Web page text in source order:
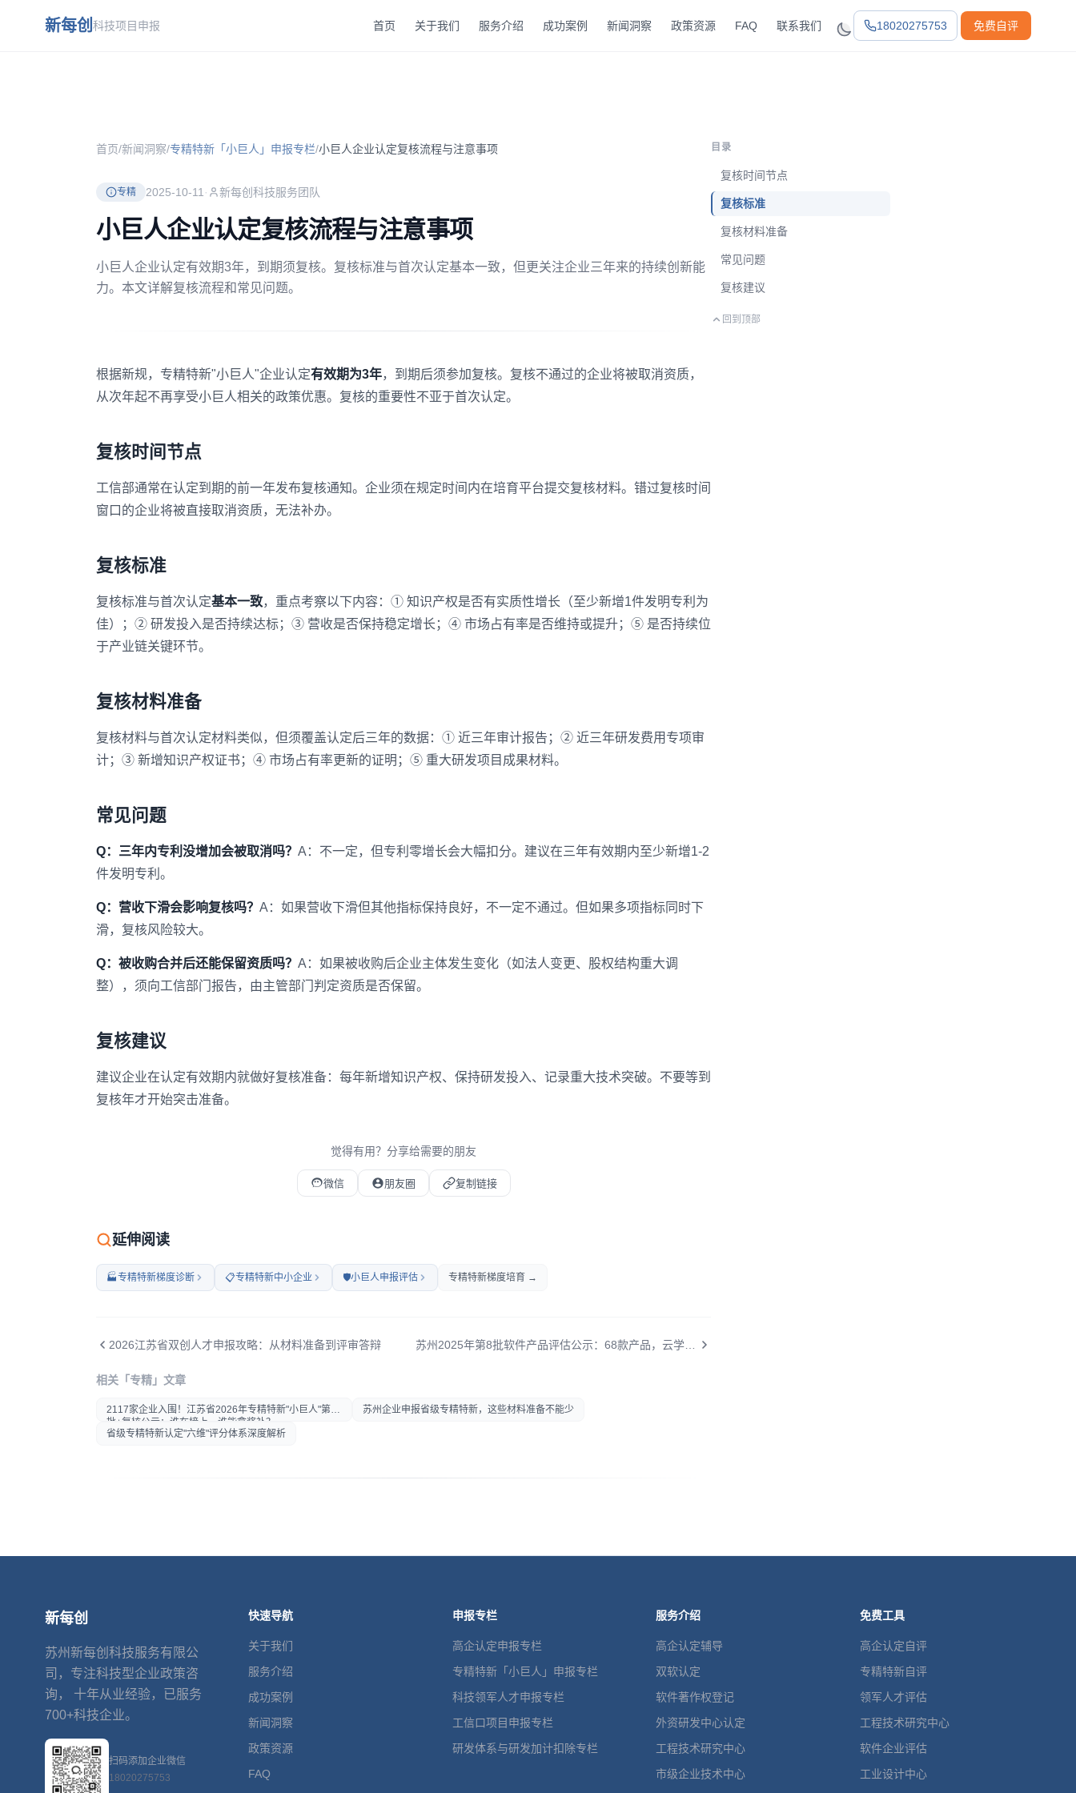
新每创 科技项目申报 首页 关于我们 服务介绍 成功案例 新闻洞察 政策资源 FAQ 联系我们 18020275753 免费自评
首页/新闻洞察/专精特新「小巨人」申报专栏/小巨人企业认定复核流程与注意事项
专精 2025-10-11 · 新每创科技服务团队
小巨人企业认定复核流程与注意事项
小巨人企业认定有效期3年，到期须复核。复核标准与首次认定基本一致，但更关注企业三年来的持续创新能
力。本文详解复核流程和常见问题。
根据新规，专精特新"小巨人"企业认定有效期为3年，到期后须参加复核。复核不通过的企业将被取消资质，
从次年起不再享受小巨人相关的政策优惠。复核的重要性不亚于首次认定。
复核时间节点
工信部通常在认定到期的前一年发布复核通知。企业须在规定时间内在培育平台提交复核材料。错过复核时间
窗口的企业将被直接取消资质，无法补办。
复核标准
复核标准与首次认定基本一致，重点考察以下内容：① 知识产权是否有实质性增长（至少新增1件发明专利为
佳）；② 研发投入是否持续达标；③ 营收是否保持稳定增长；④ 市场占有率是否维持或提升；⑤ 是否持续位
于产业链关键环节。
复核材料准备
复核材料与首次认定材料类似，但须覆盖认定后三年的数据：① 近三年审计报告；② 近三年研发费用专项审
计；③ 新增知识产权证书；④ 市场占有率更新的证明；⑤ 重大研发项目成果材料。
常见问题
Q：三年内专利没增加会被取消吗？ A：不一定，但专利零增长会大幅扣分。建议在三年有效期内至少新增1-2
件发明专利。
Q：营收下滑会影响复核吗？ A：如果营收下滑但其他指标保持良好，不一定不通过。但如果多项指标同时下
滑，复核风险较大。
Q：被收购合并后还能保留资质吗？ A：如果被收购后企业主体发生变化（如法人变更、股权结构重大调
整），须向工信部门报告，由主管部门判定资质是否保留。
复核建议
建议企业在认定有效期内就做好复核准备：每年新增知识产权、保持研发投入、记录重大技术突破。不要等到
复核年才开始突击准备。
觉得有用？分享给需要的朋友
微信 朋友圈 复制链接
微信扫码打开本文
在微信内打开后分享给好友或
延伸阅读
🏭专精特新梯度诊断 📋专精特新中小企业 🛡️小巨人申报评估 专精特新梯度培育 →
2026江苏省双创人才申报攻略：从材料准备到评审答辩
相关「专精」文章
2117家企业入围！江苏省2026年专精特新"小巨人"第八
批+复核公示：谁在榜上，谁能拿奖补？
苏州企业申报省级专精特新，这些材料准备不能少
省级专精特新认定"六维"评分体系深度解析
目录
复核时间节点
复核标准
复核材料准备
常见问题
复核建议
回到顶部
新每创
苏州新每创科技服务有限公
司，专注科技型企业政策咨
询， 十年从业经验，已服务
700+科技企业。
扫码添加企业微信
18020275753
快速导航
关于我们
服务介绍
成功案例
新闻洞察
政策资源
FAQ
申报专栏
高企认定申报专栏
专精特新「小巨人」申报专栏
科技领军人才申报专栏
工信口项目申报专栏
研发体系与研发加计扣除专栏
服务介绍
高企认定辅导
双软认定
软件著作权登记
外资研发中心认定
工程技术研究中心
市级企业技术中心
免费工具
高企认定自评
专精特新自评
领军人才评估
工程技术研究中心
软件企业评估
工业设计中心